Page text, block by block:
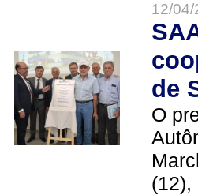
12/
de
O
(12),